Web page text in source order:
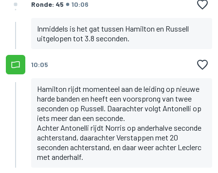
Ronde: 45 10:06
Inmiddels is het gat tussen Hamilton en Russell
uitgelopen tot 3.8 seconden.
10:05
Hamilton rijdt momenteel aan de leiding op nieuwe
harde banden en heeft een voorsprong van twee
seconden op Russell. Daarachter volgt Antonelli op
iets meer dan een seconde.
Achter Antonelli rijdt Norris op anderhalve seconde
achterstand, daarachter Verstappen met 20
seconden achterstand, en daar weer achter Leclerc
met anderhalf.